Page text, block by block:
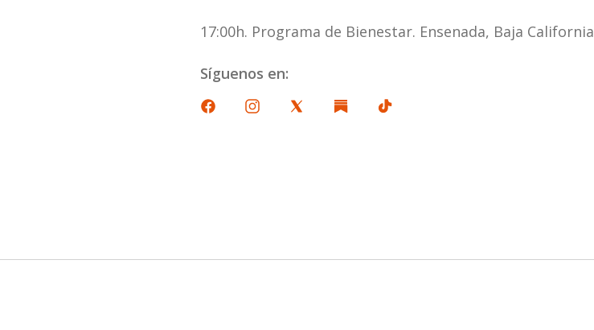
17:00h. Programa de Bienestar. Ensenada, Baja California
Síguenos en: